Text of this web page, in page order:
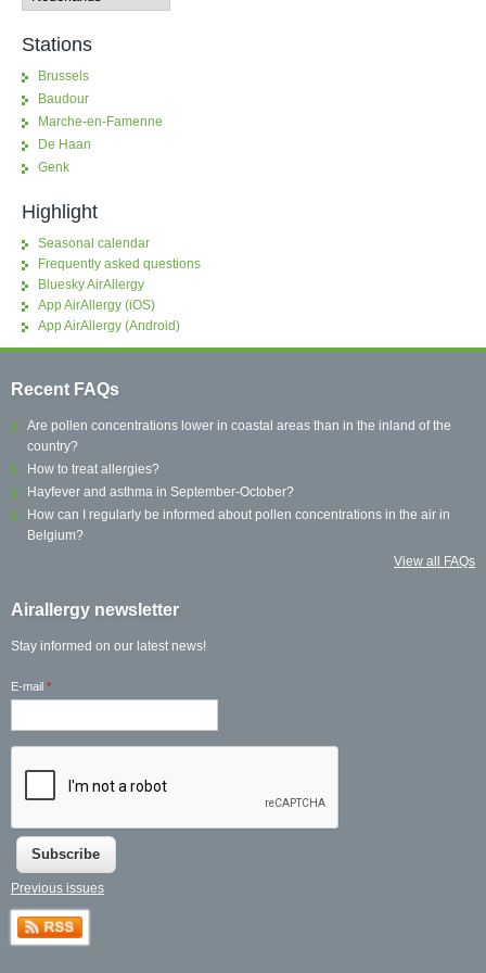
Stations
Brussels
Baudour
Marche-en-Famenne
De Haan
Genk
Highlight
Seasonal calendar
Frequently asked questions
Bluesky AirAllergy
App AirAllergy (iOS)
App AirAllergy (Android)
Recent FAQs
Are pollen concentrations lower in coastal areas than in the inland of the
country?
How to treat allergies?
Hayfever and asthma in September-October?
How can I regularly be informed about pollen concentrations in the air in
Belgium?
View all FAQs
Airallergy newsletter
Stay informed on our latest news!
E-mail *
Previous issues